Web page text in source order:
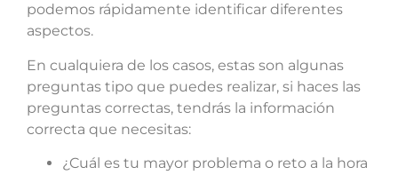
podemos rápidamente identificar diferentes
aspectos.
En cualquiera de los casos, estas son algunas
preguntas tipo que puedes realizar, si haces las
preguntas correctas, tendrás la información
correcta que necesitas:
¿Cuál es tu mayor problema o reto a la hora